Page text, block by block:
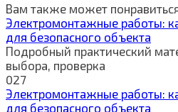
Вам также может
Электромонтажные работы:
для безопасного объекта
Подробный практический
выбора, проверка
027
Электромонтажные работы:
для безопасного объекта